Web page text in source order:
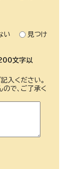
い
見つけ
200文字以
入ください。
で、ご了承く